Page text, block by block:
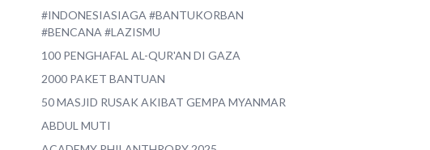
#INDONESIASIAGA #BANTUKORBAN
#BENCANA #LAZISMU
100 PENGHAFAL AL-QUR'AN DI GAZA
2000 PAKET BANTUAN
50 MASJID RUSAK AKIBAT GEMPA MYANMAR
ABDUL MUTI